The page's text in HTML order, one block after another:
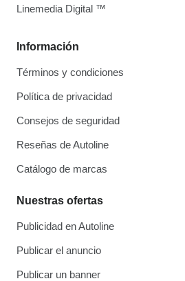
Información
Términos y condiciones
Política de privacidad
Consejos de seguridad
Reseñas de Autoline
Catálogo de marcas
Nuestras ofertas
Publicidad en Autoline
Publicar el anuncio
Publicar un banner
Linemedia Digital ™